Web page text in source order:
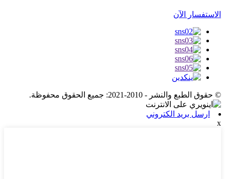
الاستفسار الآن
© حقوق الطبع والنشر - 2010-2021: جميع الحقوق محفوظة.
ارسل بريد الكتروني
x